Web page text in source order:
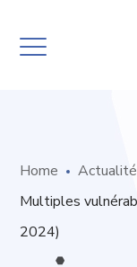
Home
Multiples
2024)